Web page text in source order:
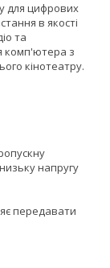
для цифрових
в якості
та
комп'ютера з
кінотеатру.
напругу
передавати